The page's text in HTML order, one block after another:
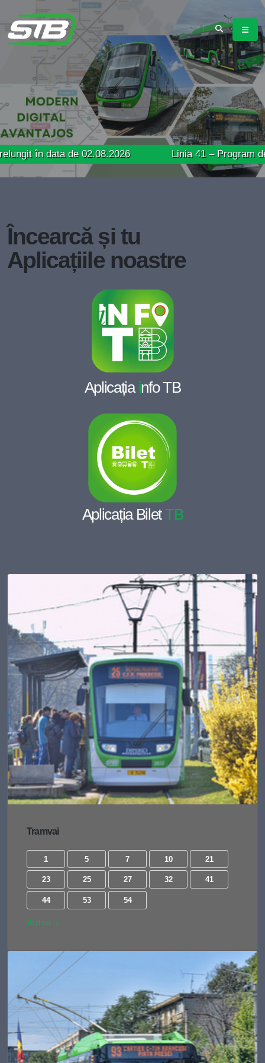
de 02.08.2026 Linia 41 – Program de
Încearcă și tu
Aplicațiile noastre
Aplicația info TB
Aplicația BiletTB
Tramvai
1 5 7 10 21
23 25 27 32 41
44 53 54
Vezi tot